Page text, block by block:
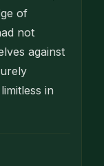
of
not
against
in